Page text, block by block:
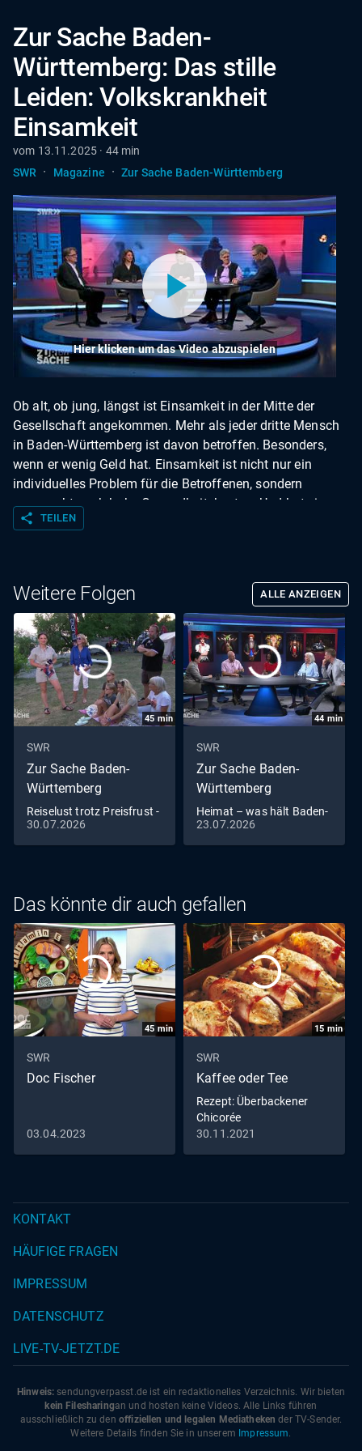
Zur Sache Baden-
Württemberg: Das stille
Leiden: Volkskrankheit
Einsamkeit
vom 13.11.2025 · 44 min
SWR
· Magazine · Zur Sache Baden-Württemberg
Hier klicken um das Video abzuspielen
Ob alt, ob jung, längst ist Einsamkeit in der Mitte der
Gesellschaft angekommen. Mehr als jeder dritte Mensch
in Baden-Württemberg ist davon betroffen. Besonders,
wenn er wenig Geld hat. Einsamkeit ist nicht nur ein
individuelles Problem für die Betroffenen, sondern
verursacht auch hohe Gesundheitskosten. Und hat eine
politische Dimension: Je einsamer die Menschen sind,
zu wenig Beachtung, sagen Kritiker. Mit: Florian Weber
(Moderator), Manfred Lucha von den Grünen
(Gesundheitsminister von Baden-Württemberg) Dorothea
Kliche-Behnke von der SPD (sozialpolitische Sprecherin
im Landtag) Juliane Brosz (veranstaltet Spaziergänge
zum Kennenlernen)
share TEILEN
Weitere Folgen ALLE ANZEIGEN
45 min
SWR
Zur Sache Baden-
Württemberg
Reiselust trotz Preisfrust -
Urlaubszeit in Baden-
Württemberg
30.07.2026
44 min
SWR
Zur Sache Baden-
Württemberg
Heimat – was hält Baden-
Württemberg zusammen?
23.07.2026
Das könnte dir auch gefallen
45 min
SWR
Doc Fischer
03.04.2023
15 min
SWR
Kaffee oder Tee
Rezept: Überbackener
Chicorée
30.11.2021
KONTAKT
HÄUFIGE FRAGEN
IMPRESSUM
DATENSCHUTZ
LIVE-TV-JETZT.DE
Hinweis: sendungverpasst.de ist ein redaktionelles Verzeichnis. Wir bieten
kein Filesharingan und hosten keine Videos. Alle Links führen
ausschließlich zu den offiziellen und legalen Mediatheken der TV-Sender.
Weitere Details finden Sie in unserem Impressum.